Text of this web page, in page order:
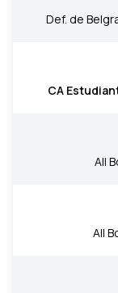
Def. de
CA
All
All